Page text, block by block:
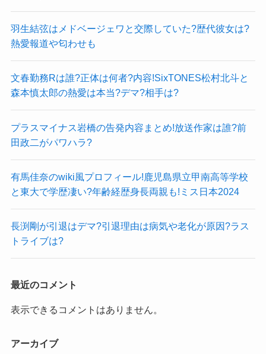
羽生結弦はメドベージェワと交際していた?歴代彼女は?
熱愛報道や匂わせも
文春勤務Rは誰?正体は何者?内容!SixTONES松村北斗と
森本慎太郎の熱愛は本当?デマ?相手は?
プラスマイナス岩橋の告発内容まとめ!放送作家は誰?前
田政二がパワハラ?
有馬佳奈のwiki風プロフィール!鹿児島県立甲南高等学校
と東大で学歴凄い?年齢経歴身長両親も!ミス日本2024
長渕剛が引退はデマ?引退理由は病気や老化が原因?ラス
トライブは?
最近のコメント
表示できるコメントはありません。
アーカイブ